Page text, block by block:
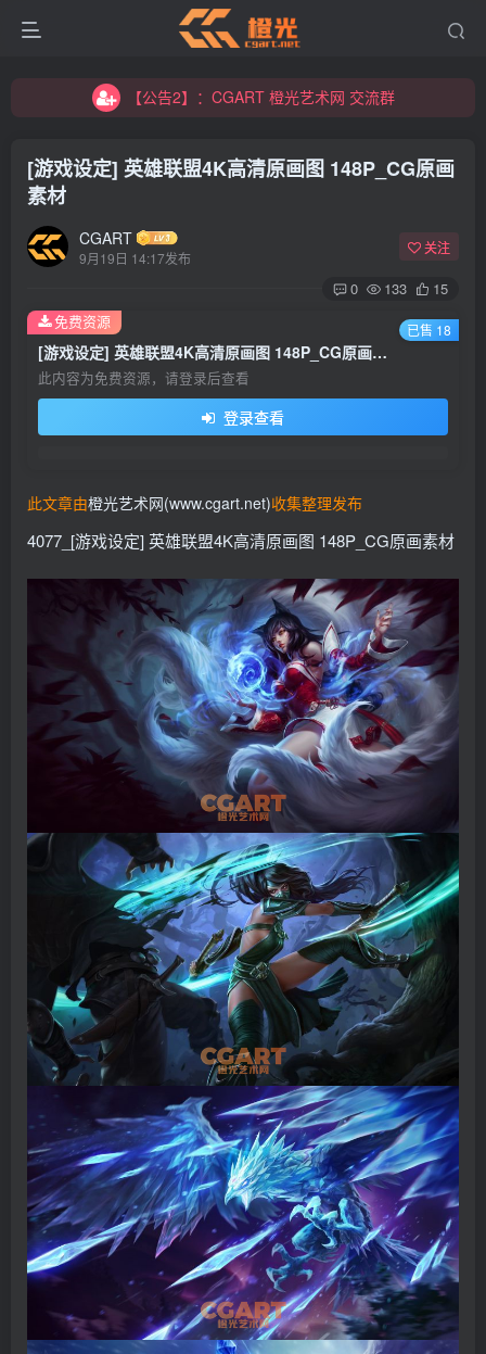
【公告2】：CGART 橙光艺术网 交流群
【公告2】：CGART 橙光艺术网 交流群
[游戏设定] 英雄联盟4K高清原画图 148P_CG原画
素材
CGART
9月19日 14:17发布
关注
0 133 15
[游戏设定] 英雄联盟4K高清原画图 148P_CG原画素材
此内容为免费资源，请登录后查看
登录查看
免费资源 已售 18
此文章由橙光艺术网(www.cgart.net)收集整理发布
4077_[游戏设定] 英雄联盟4K高清原画图 148P_CG原画素材
登录
没有账号？立即注册
用户名/手机号/邮箱
记住登录 找回密码
社交账号登录
QQ登录